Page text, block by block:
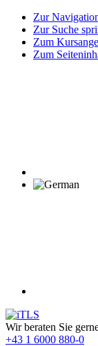
Zur
Zur Suche
Zum
Zum
Wir beraten Sie
+43 1 6000 880­-0